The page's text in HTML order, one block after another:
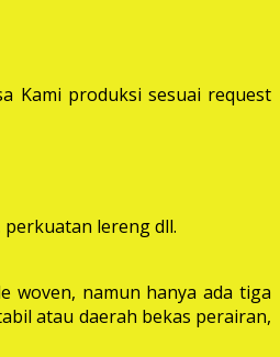
Kami produksi sesuai request
lereng dll.
woven, namun hanya ada tiga
atau daerah bekas perairan,